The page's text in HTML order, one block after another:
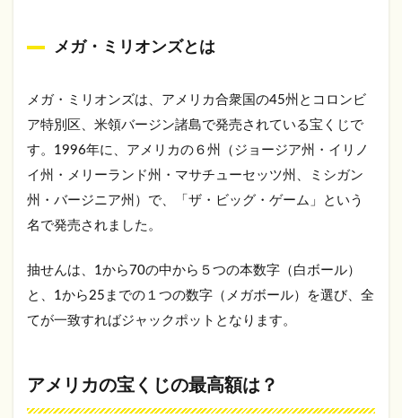
る？
ッパの
宝くじ
1.3.1.1
ユーロミ
リオンズ
1.3.1.2
ット
1.3.2
オース
メガ・ミリオンズとは
メガ・ミリオンズは、アメリカ合衆国の45州とコロンビ
ア特別区、米領バージン諸島で発売されている宝くじで
す。1996年に、アメリカの６州（ジョージア州・イリノ
イ州・メリーランド州・マサチューセッツ州、ミシガン
州・バージニア州）で、「ザ・ビッグ・ゲーム」という
名で発売されました。
抽せんは、1から70の中から５つの本数字（白ボール）
と、1から25までの１つの数字（メガボール）を選び、全
てが一致すればジャックポットとなります。
アメリカの宝くじの最高額は？